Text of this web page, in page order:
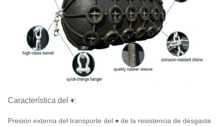
Característica del ♦:
Presión externa del transporte del ● de la resistencia de desgaste